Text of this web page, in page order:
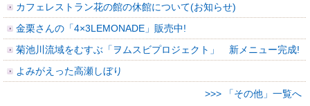
カフェレストラン花の館の休館について(お知らせ)
金栗さんの「4×3LEMONADE」販売中!
菊池川流域をむすぶ「ヲムスビプロジェクト」 新メニュー完成!
よみがえった高瀬しぼり
>>> 「その他」一覧へ